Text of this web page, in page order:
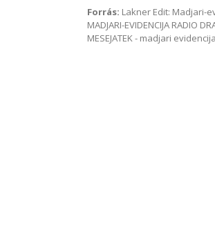
Forrás: Lakner Edit: Madjari-
MADJARI-EVIDENCIJA RADIO
MESEJATEK - madjari